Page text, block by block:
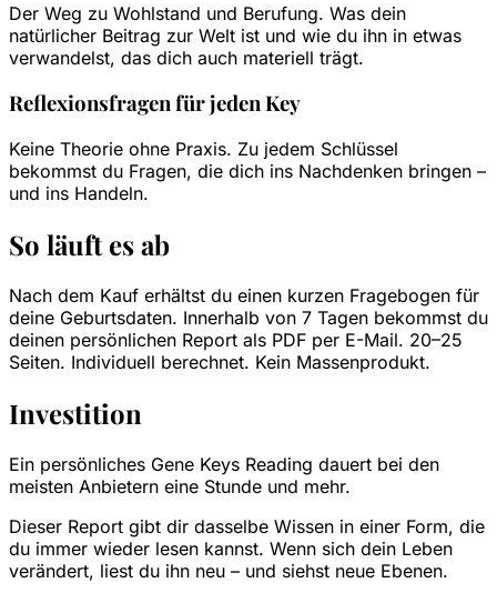
Der Weg zu Wohlstand und Berufung. Was dein
natürlicher Beitrag zur Welt ist und wie du ihn in etwas
verwandelst, das dich auch materiell trägt.
Reflexionsfragen für jeden Key
Keine Theorie ohne Praxis. Zu jedem Schlüssel
bekommst du Fragen, die dich ins Nachdenken bringen –
und ins Handeln.
So läuft es ab
Nach dem Kauf erhältst du einen kurzen Fragebogen für
deine Geburtsdaten. Innerhalb von 7 Tagen bekommst du
deinen persönlichen Report als PDF per E-Mail. 20–25
Seiten. Individuell berechnet. Kein Massenprodukt.
Investition
Ein persönliches Gene Keys Reading dauert bei den
meisten Anbietern eine Stunde und mehr.
Dieser Report gibt dir dasselbe Wissen in einer Form, die
du immer wieder lesen kannst. Wenn sich dein Leben
verändert, liest du ihn neu – und siehst neue Ebenen.